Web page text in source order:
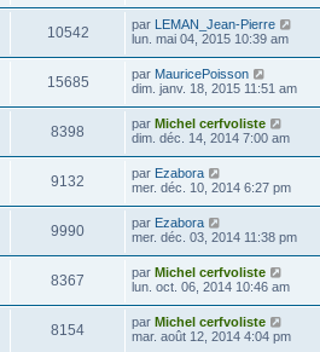
10542 par LEMAN_Jean-Pierre
lun. mai 04, 2015 10:39 am
15685 par MauricePoisson
dim. janv. 18, 2015 11:51 am
8398 par Michel cerfvoliste
dim. déc. 14, 2014 7:00 am
9132 par Ezabora
mer. déc. 10, 2014 6:27 pm
9990 par Ezabora
mer. déc. 03, 2014 11:38 pm
8367 par Michel cerfvoliste
lun. oct. 06, 2014 10:46 am
8154 par Michel cerfvoliste
mar. août 12, 2014 4:04 pm